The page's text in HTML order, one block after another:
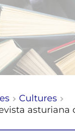
Cultures
asturiana